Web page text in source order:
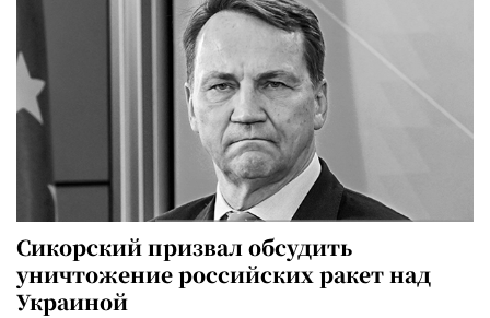
Сикорский призвал обсудить
уничтожение российских ракет над
Украиной